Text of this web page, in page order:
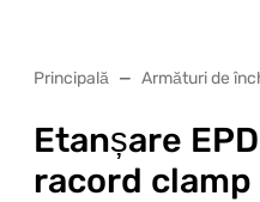
Principală Armături de
Etanșare
racord clamp